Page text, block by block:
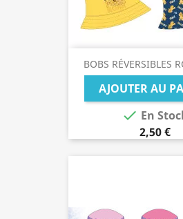
BOBS RÉVERSIBLES
AJOUTER AU
 En
2,50 €